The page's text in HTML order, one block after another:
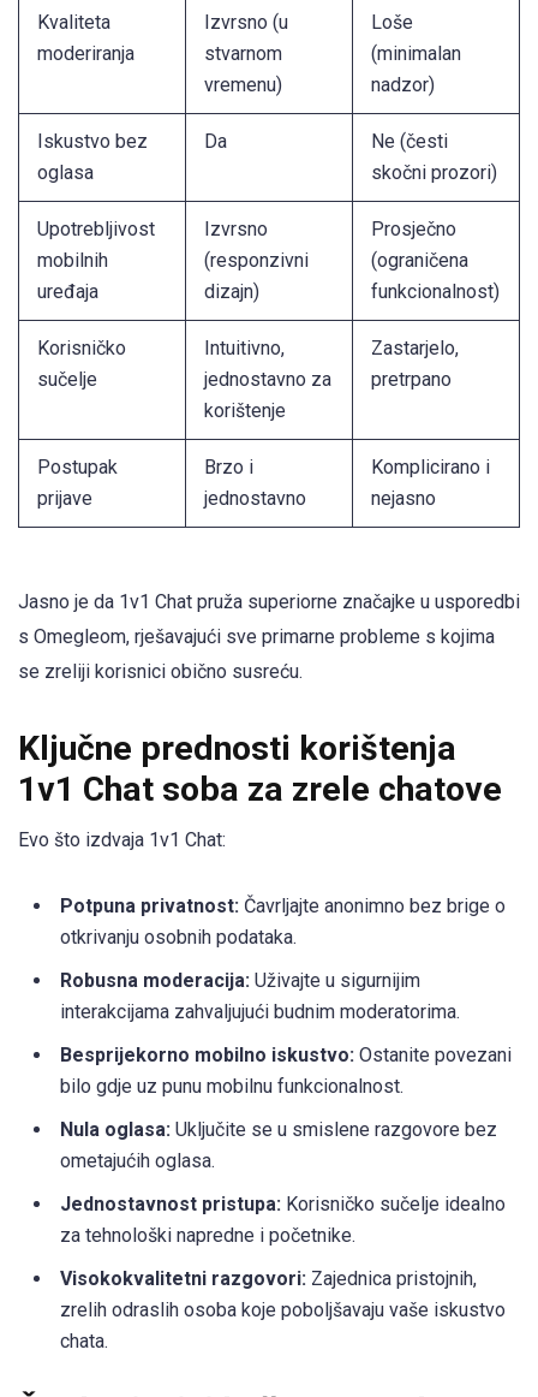
Kvaliteta
moderiranja
Izvrsno (u
stvarnom
vremenu)
Loše
(minimalan
nadzor)
Iskustvo bez
oglasa
Da
Ne (česti
skočni prozori)
Upotrebljivost
mobilnih
uređaja
Izvrsno
(responzivni
dizajn)
Prosječno
(ograničena
funkcionalnost)
Korisničko
sučelje
Intuitivno,
jednostavno za
korištenje
Zastarjelo,
pretrpano
Postupak
prijave
Brzo i
jednostavno
Komplicirano i
nejasno
Jasno je da 1v1 Chat pruža superiorne značajke u usporedbi
s Omegleom, rješavajući sve primarne probleme s kojima
se zreliji korisnici obično susreću.
Ključne prednosti korištenja
1v1 Chat soba za zrele chatove
Evo što izdvaja 1v1 Chat:
Potpuna privatnost: Čavrljajte anonimno bez brige o
otkrivanju osobnih podataka.
Robusna moderacija: Uživajte u sigurnijim
interakcijama zahvaljujući budnim moderatorima.
Besprijekorno mobilno iskustvo: Ostanite povezani
bilo gdje uz punu mobilnu funkcionalnost.
Nula oglasa: Uključite se u smislene razgovore bez
ometajućih oglasa.
Jednostavnost pristupa: Korisničko sučelje idealno
za tehnološki napredne i početnike.
Visokokvalitetni razgovori: Zajednica pristojnih,
zrelih odraslih osoba koje poboljšavaju vaše iskustvo
chata.